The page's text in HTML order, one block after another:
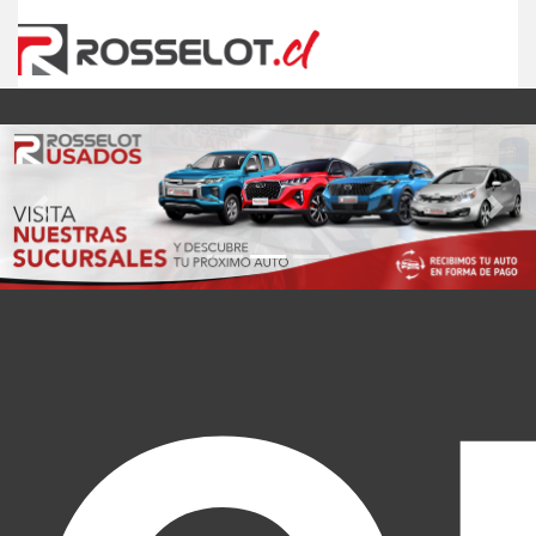
Previous Next